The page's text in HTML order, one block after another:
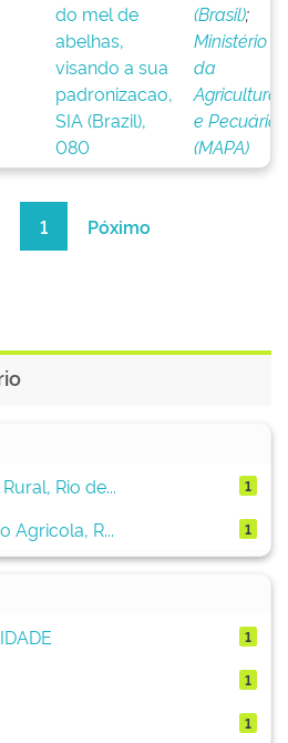
do mel de
abelhas,
visando a sua
padronizacao,
SIA (Brazil),
080
(Brasil);
Ministério
da
Agricultura
e Pecuária,
(MAPA)
1 Póximo
Rio de...
1
Agricola, R... 1
1
1
1